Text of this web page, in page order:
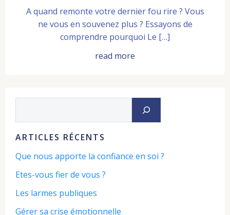
A quand remonte votre dernier fou rire ? Vous
ne vous en souvenez plus ? Essayons de
comprendre pourquoi Le […]
read more
ARTICLES RÉCENTS
Que nous apporte la confiance en soi ?
Etes-vous fier de vous ?
Les larmes publiques
Gérer sa crise émotionnelle